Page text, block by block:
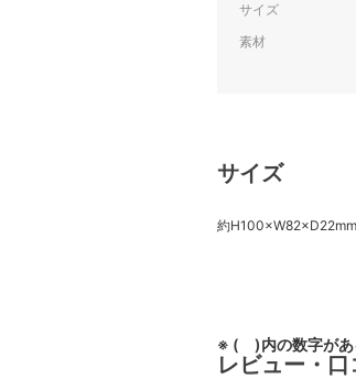
サイズ
素材
サイズ
約
※ ( )内の数字があ
レビュー・口